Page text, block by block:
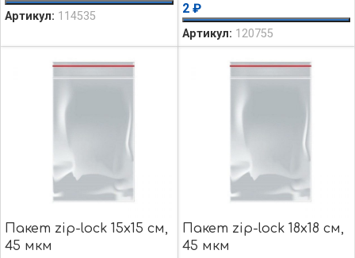
Артикул: 114535
2 ₽
Артикул: 120755
Пакет zip-lock 15х15 см,
45 мкм
Пакет zip-lock 18х18 см,
45 мкм